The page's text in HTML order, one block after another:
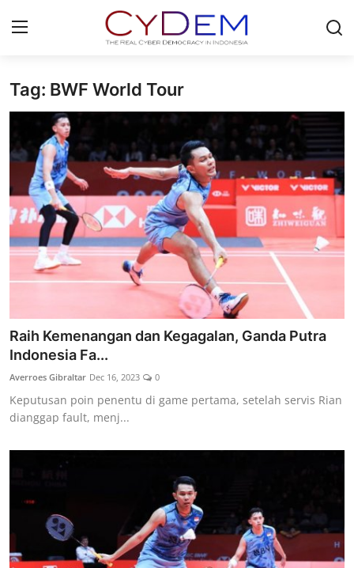
Login Register
News
Contact
Redaksi
Politik
Nasional
Lainya
Tag: BWF World Tour
Raih Kemenangan dan Kegagalan, Ganda Putra
Indonesia Fa...
Averroes Gibraltar Dec 16, 2023 0
Keputusan poin penentu di game pertama, setelah servis Rian
dianggap fault, menj...